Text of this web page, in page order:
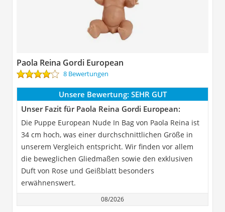
Paola Reina Gordi European
8 Bewertungen
Unsere Bewertung: SEHR GUT
Unser Fazit für Paola Reina Gordi European:
Die Puppe European Nude In Bag von Paola Reina ist
34 cm hoch, was einer durchschnittlichen Größe in
unserem Vergleich entspricht. Wir finden vor allem
die beweglichen Gliedmaßen sowie den exklusiven
Duft von Rose und Geißblatt besonders
erwähnenswert.
08/2026